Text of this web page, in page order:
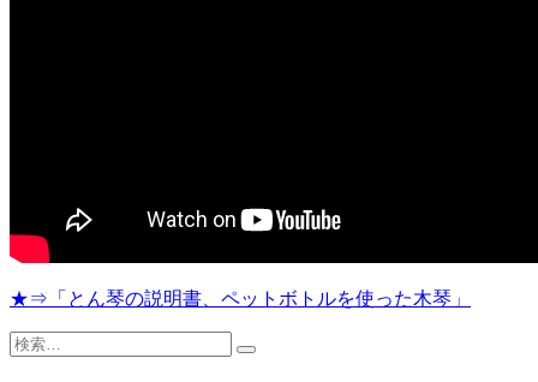
★⇒「とん琴の説明書、ペットボトルを使った木琴」
検